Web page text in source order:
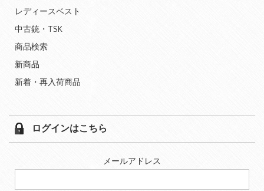
レディースベスト
中古銃・TSK
商品検索
新商品
新着・再入荷商品
ログインはこちら
メールアドレス